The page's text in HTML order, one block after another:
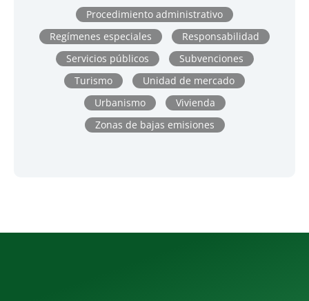
Procedimiento administrativo
Regímenes especiales
Responsabilidad
Servicios públicos
Subvenciones
Turismo
Unidad de mercado
Urbanismo
Vivienda
Zonas de bajas emisiones